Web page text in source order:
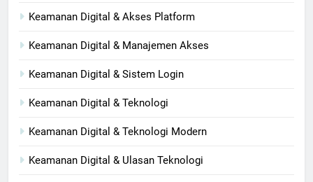
Keamanan Digital & Akses Platform
Keamanan Digital & Manajemen Akses
Keamanan Digital & Sistem Login
Keamanan Digital & Teknologi
Keamanan Digital & Teknologi Modern
Keamanan Digital & Ulasan Teknologi